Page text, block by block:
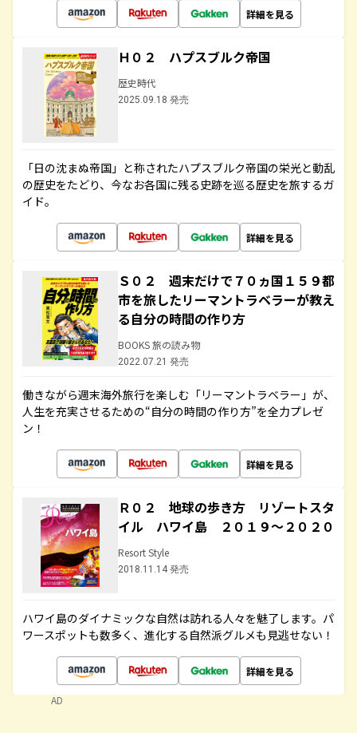
詳細を見る
Ｈ０２ ハプスブルク帝国
歴史時代
2025.09.18 発売
「日の沈まぬ帝国」と称されたハプスブルク帝国の栄光と動乱
の歴史をたどり、今なお各国に残る史跡を巡る歴史を旅するガ
イド。
詳細を見る
Ｓ０２ 週末だけで７０ヵ国１５９都
市を旅したリーマントラベラーが教え
る自分の時間の作り方
BOOKS 旅の読み物
2022.07.21 発売
働きながら週末海外旅行を楽しむ「リーマントラベラー」が、
人生を充実させるための“自分の時間の作り方”を全力プレゼ
ン！
詳細を見る
Ｒ０２ 地球の歩き方 リゾートスタ
イル ハワイ島 ２０１９～２０２０
Resort Style
2018.11.14 発売
ハワイ島のダイナミックな自然は訪れる人々を魅了します。パ
ワースポットも数多く、進化する自然派グルメも見逃せない！
詳細を見る
AD